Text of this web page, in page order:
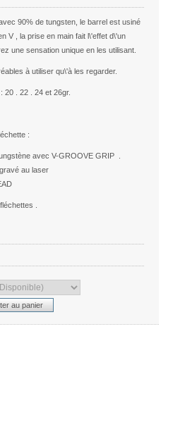
90% de tungsten, le barrel est usiné
V , la prise en main fait l\'effet d\'un
une sensation unique en les utilisant.
à utiliser qu\'à les regarder.
20 . 22 . 24 et 26gr.
:
avec V-GROOVE GRIP .
au laser
.